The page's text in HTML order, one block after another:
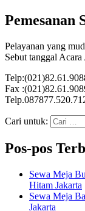
Pemesanan
Pelayanan yang
Sebut tanggal Acara
Fax
Cari untuk:
Pos-pos
Sewa Meja
Hitam Jakarta
Sewa Meja
Jakarta